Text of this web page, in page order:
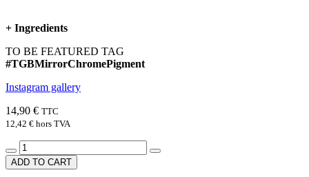
+ Ingredients
TO BE FEATURED TAG
#TGBMirrorChromePigment
Instagram gallery
14,90 € TTC
12,42 € hors TVA
ADD TO CART